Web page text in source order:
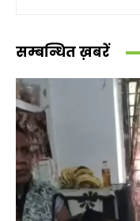
सम्बन्धित ख़बरें